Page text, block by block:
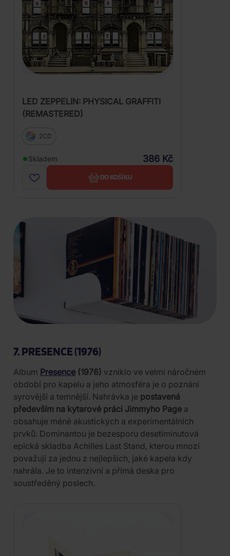
LED ZEPPELIN: PHYSICAL GRAFFITI
(REMASTERED)
2CD
Skladem 386 Kč
DO KOŠÍKU
7. PRESENCE (1976)
Album Presence (1976) vzniklo ve velmi náročném
období pro kapelu a jeho atmosféra je o poznání
syrovější a temnější. Nahrávka je postavená
především na kytarové práci Jimmyho Page a
obsahuje méně akustických a experimentálních
prvků. Dominantou je bezesporu desetiminutová
epická skladba Achilles Last Stand, kterou mnozí
považují za jednu z nejlepších, jaké kapela kdy
nahrála. Je to intenzivní a přímá deska pro
soustředěný poslech.